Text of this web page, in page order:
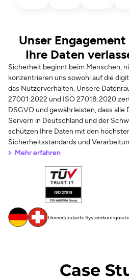
Unser
Ihre Daten
Sicherheit beginnt beim Menschen,
konzentrieren uns sowohl auf die
das Nutzerverhalten. Unsere
27001:2022 und ISO 27018:2020
DSGVO und gewährleisten, dass
Servern in Deutschland und der
schützen Ihre Daten mit den
Sicherheitsstandards und
Mehr erfahren
Georedundante
Case